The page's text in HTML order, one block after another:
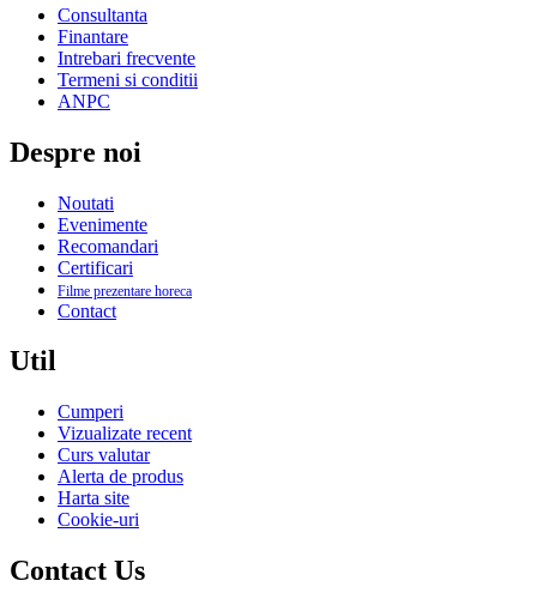
Consultanta
Finantare
Intrebari frecvente
Termeni si conditii
ANPC
Despre noi
Noutati
Evenimente
Recomandari
Certificari
Filme prezentare horeca
Contact
Util
Cumperi
Vizualizate recent
Curs valutar
Alerta de produs
Harta site
Cookie-uri
Contact Us